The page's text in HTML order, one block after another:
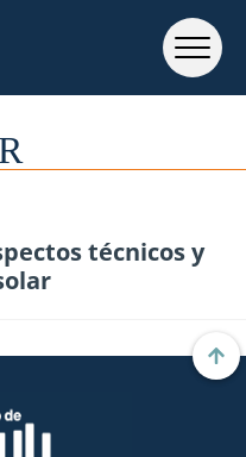
técnicos y